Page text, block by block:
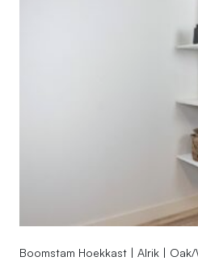
Boomstam Hoekkast | Alrik |